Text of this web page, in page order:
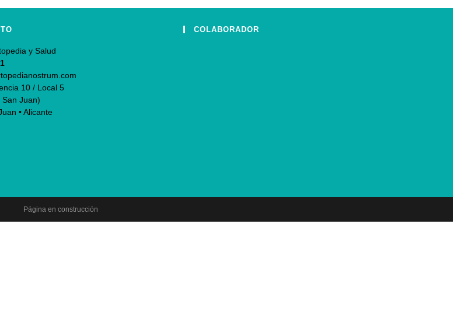
y Salud
10 / Local 5
San Juan)
• Alicante
COLABORADOR
Página en construcción